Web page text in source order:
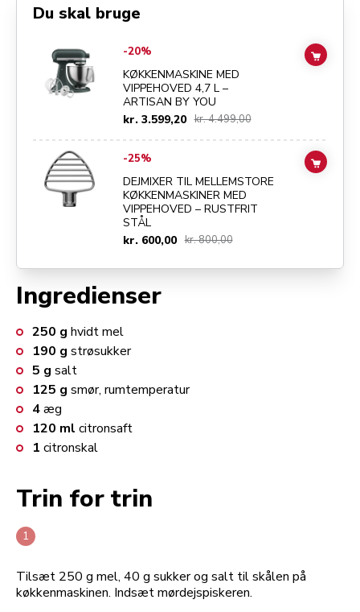
Ingredienser
250 g hvidt mel
190 g strøsukker
5 g salt
125 g smør, rumtemperatur
4æg
120 ml citronsaft
1 citronskal
Trin for trin
Tilsæt 250 g mel, 40 g sukker og salt til skålen på
køkkenmaskinen. Indsæt mørdejspiskeren.
Du skal bruge
Go toKØKKENMASKINE MED VIPPEHOVED 4,7 L – ARTISAN BY YOU
-20%
KØKKENMASKINE MED
VIPPEHOVED 4,7 L –
ARTISAN BY YOU
kr. 3.599,20 kr. 4.499,00
ADD
Go toDEJMIXER TIL MELLEMSTORE KØKKENMASKINER MED
-25%
DEJMIXER TIL MELLEMSTORE
KØKKENMASKINER MED
VIPPEHOVED – RUSTFRIT
STÅL
kr. 600,00 kr. 800,00
ADD